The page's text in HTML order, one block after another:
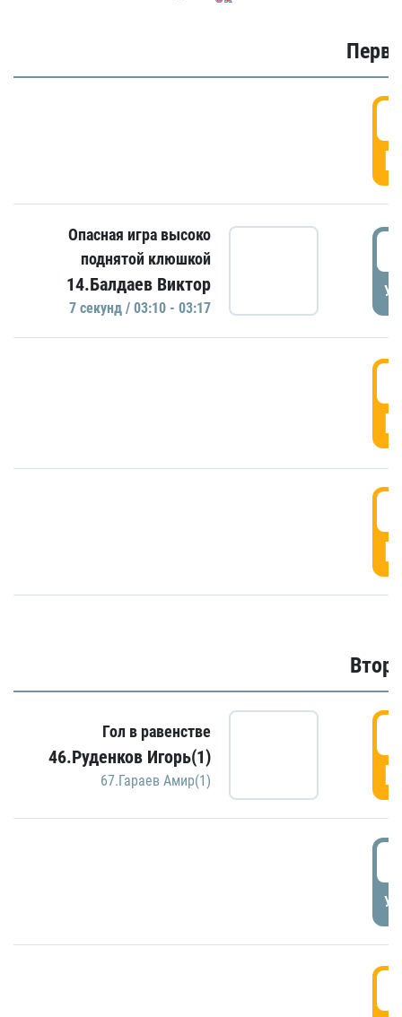
Опасная игра высоко
поднятой клюшкой
14.Балдаев Виктор
7 секунд / 03:10 - 03:17
Гол в равенстве
46.Руденков Игорь(1)
67.Гараев Амир(1)